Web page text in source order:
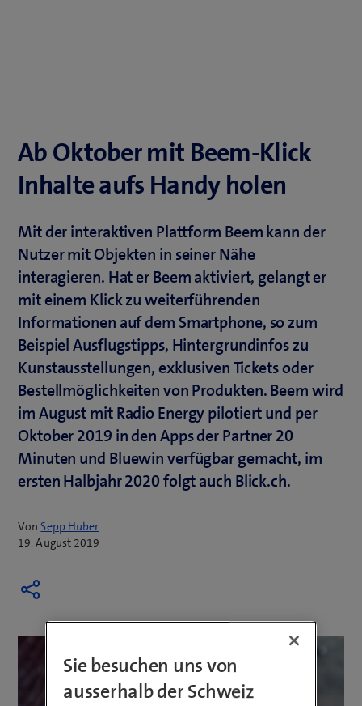
Ab Oktober mit Beem-Klick
Inhalte aufs Handy holen
Mit der interaktiven Plattform Beem kann der
Nutzer mit Objekten in seiner Nähe
interagieren. Hat er Beem aktiviert, gelangt er
mit einem Klick zu weiterführenden
Informationen auf dem Smartphone, so zum
Beispiel Ausflugstipps, Hintergrundinfos zu
Kunstausstellungen, exklusiven Tickets oder
Bestellmöglichkeiten von Produkten. Beem wird
im August mit Radio Energy pilotiert und per
Oktober 2019 in den Apps der Partner 20
Minuten und Bluewin verfügbar gemacht, im
ersten Halbjahr 2020 folgt auch Blick.ch.
VonSepp Huber
19. August 2019
Sie besuchen uns von
ausserhalb der Schweiz